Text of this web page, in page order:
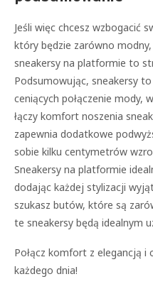
Jeśli więc chcesz wzbogacić
który będzie zarówno
sneakersy na platformie to
Podsumowując, sneakersy
ceniących połączenie mody,
łączy komfort noszenia
zapewnia dodatkowe
sobie kilku centymetrów
Sneakersy na platformie
dodając każdej stylizacji
szukasz butów, które są
te sneakersy będą idealnym
Połącz komfort z elegancją
każdego dnia!